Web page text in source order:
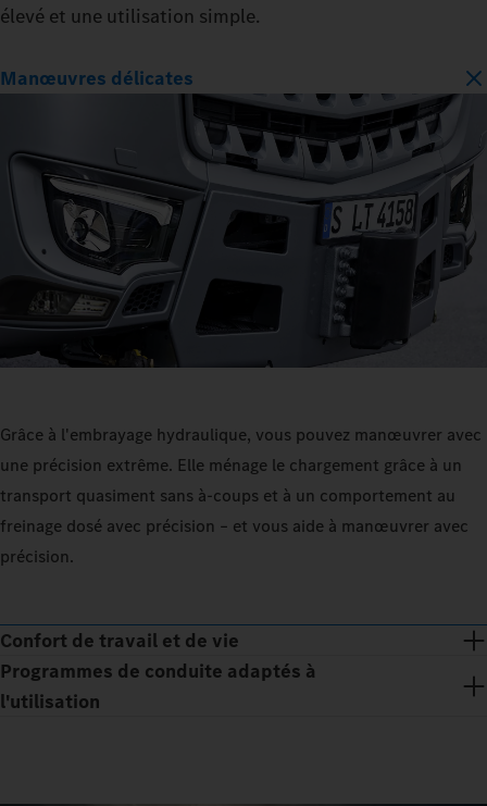
élevé et une utilisation simple.
Manœuvres délicates
Grâce à l'embrayage hydraulique, vous pouvez manœuvrer avec
une précision extrême. Elle ménage le chargement grâce à un
transport quasiment sans à-coups et à un comportement au
freinage dosé avec précision – et vous aide à manœuvrer avec
précision.
Confort de travail et de vie
Programmes de conduite adaptés à
l'utilisation